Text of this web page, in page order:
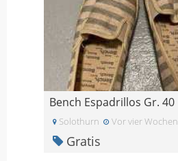
Bench Espadrillos Gr. 40
Solothurn Vor vier Wochen
Gratis